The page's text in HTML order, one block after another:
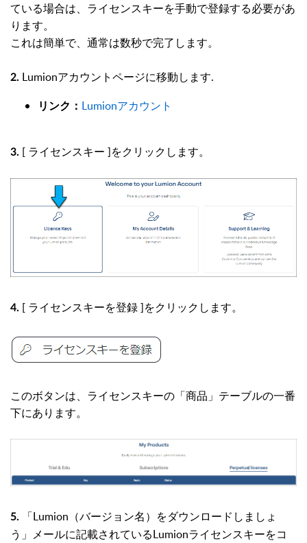
ている場合は、ライセンスキーを手動で登録する必要があ
ります。
これは簡単で、通常は数秒で完了します。
2. Lumionアカウントページに移動します.
リンク： Lumionアカウント
3. [ ライセンスキー ]をクリックします。
4. [ ライセンスキーを登録 ]をクリックします。
このボタンは、ライセンスキーの「商品」テーブルの一番
下にあります。
5.
「Lumion（バージョン名）をダウンロードしましょ
う」メールに記載されているLumionライセンスキーをコ